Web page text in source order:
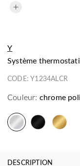
Y
système
CODE:Y1234ALCR
Couleur: chrome
DESCRIPTION